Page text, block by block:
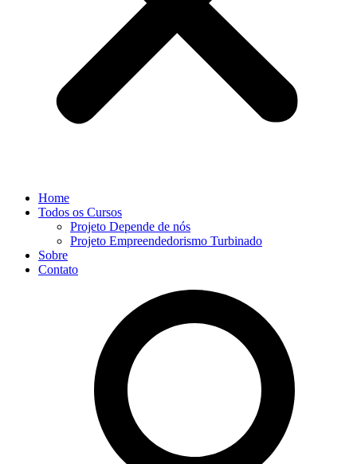
Home
Todos os Cursos
Projeto Depende de nós
Projeto Empreendedorismo Turbinado
Sobre
Contato